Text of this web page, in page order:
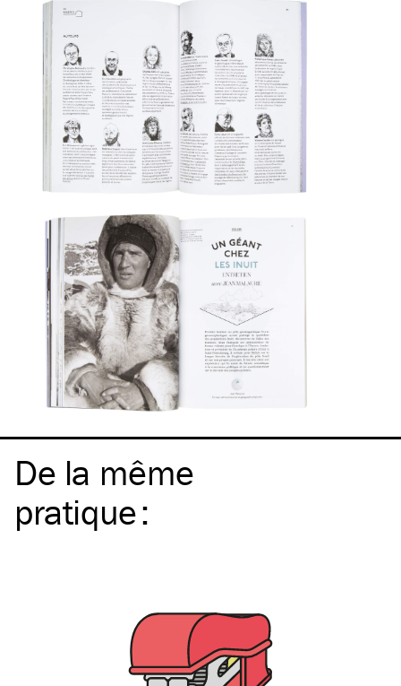
De la même
pratique: